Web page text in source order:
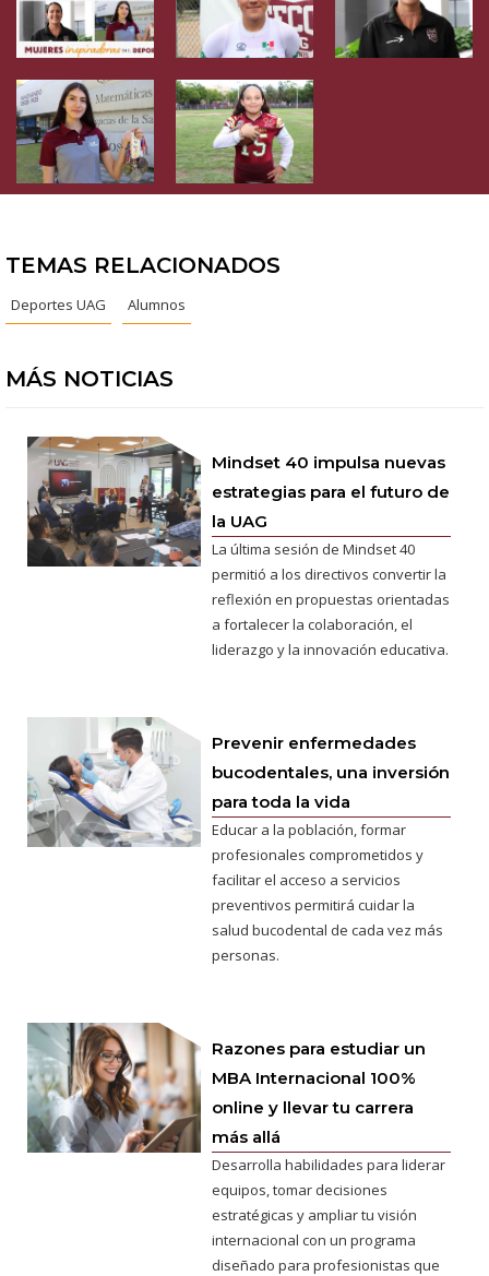
TEMAS RELACIONADOS
Deportes UAG Alumnos
MÁS NOTICIAS
Mindset 40 impulsa nuevas
estrategias para el futuro de
la UAG
La última sesión de Mindset 40
permitió a los directivos convertir la
reflexión en propuestas orientadas
a fortalecer la colaboración, el
liderazgo y la innovación educativa.
Prevenir enfermedades
bucodentales, una inversión
para toda la vida
Educar a la población, formar
profesionales comprometidos y
facilitar el acceso a servicios
preventivos permitirá cuidar la
salud bucodental de cada vez más
personas.
Razones para estudiar un
MBA Internacional 100%
online y llevar tu carrera
más allá
Desarrolla habilidades para liderar
equipos, tomar decisiones
estratégicas y ampliar tu visión
internacional con un programa
diseñado para profesionistas que